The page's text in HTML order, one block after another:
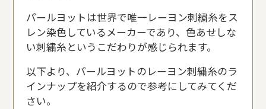
パールヨットは世界で唯一レーヨン刺繍糸をス
レン染色しているメーカーであり、色あせしな
い刺繍糸というこだわりが感じられます。
以下より、パールヨットのレーヨン刺繍糸のラ
インナップを紹介するので参考にしてみてくだ
さい。